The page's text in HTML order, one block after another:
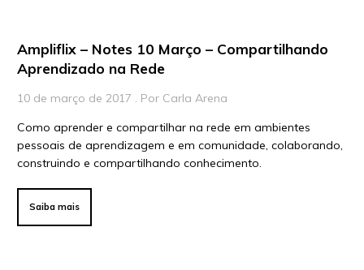
Artigos
Para Educadores
Para Líderes
Ampliflix – Notes 10 Março – Compartilhando
Aprendizado na Rede
10 de março de 2017 . Por Carla Arena
Como aprender e compartilhar na rede em ambientes
pessoais de aprendizagem e em comunidade, colaborando,
construindo e compartilhando conhecimento.
Saiba mais